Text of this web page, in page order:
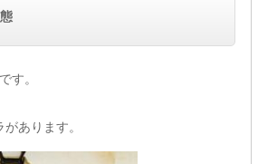
す。
あります。